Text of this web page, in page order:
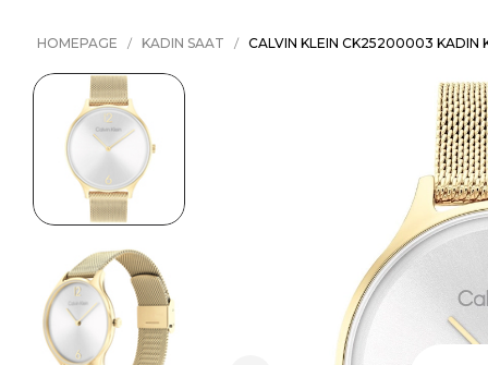
HOMEPAGE KADIN SAAT CALVIN KLEIN CK25200003 KADIN